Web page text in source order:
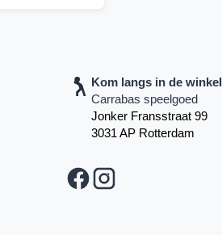
Kom langs in de winkel
Carrabas speelgoed
Jonker Fransstraat 99
3031 AP Rotterdam